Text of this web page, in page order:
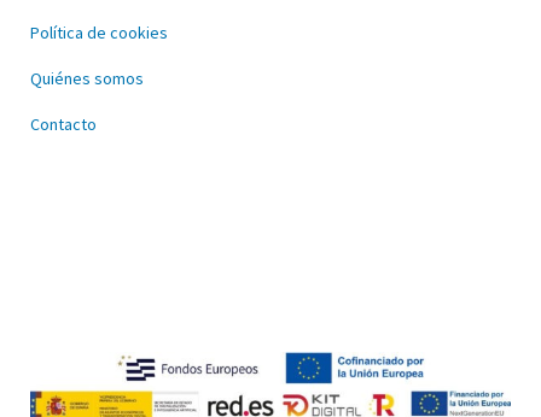
Política de cookies
Quiénes somos
Contacto